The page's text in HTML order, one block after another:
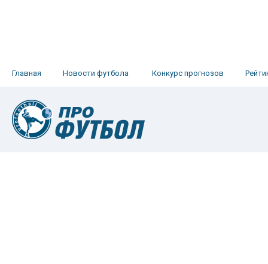
Главная Новости футбола Конкурс прогнозов